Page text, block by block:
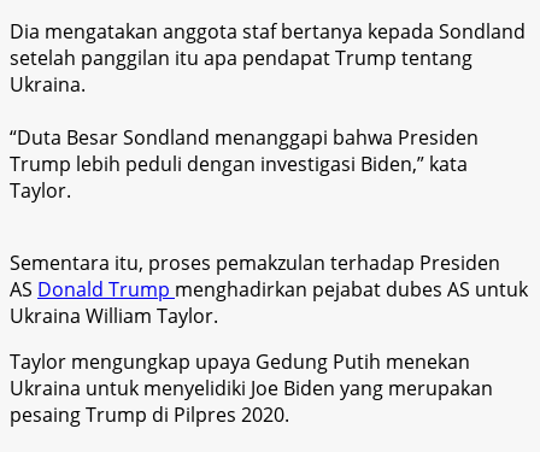
Dia mengatakan anggota staf bertanya kepada Sondland
setelah panggilan itu apa pendapat Trump tentang
Ukraina.
“Duta Besar Sondland menanggapi bahwa Presiden
Trump lebih peduli dengan investigasi Biden,” kata
Taylor.
Sementara itu, proses pemakzulan terhadap Presiden
AS Donald Trump menghadirkan pejabat dubes AS untuk
Ukraina William Taylor.
Taylor mengungkap upaya Gedung Putih menekan
Ukraina untuk menyelidiki Joe Biden yang merupakan
pesaing Trump di Pilpres 2020.